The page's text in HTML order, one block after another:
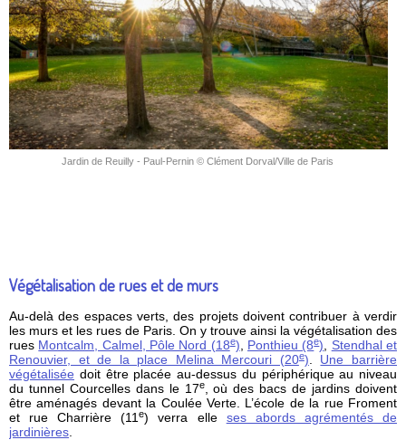
Jardin de Reuilly - Paul-Pernin © Clément Dorval/Ville de Paris
Végétalisation de rues et de murs
Au-delà des espaces verts, des projets doivent contribuer à verdir
les murs et les rues de Paris. On y trouve ainsi la végétalisation des
rues Montcalm, Calmel, Pôle Nord (18e) Ponthieu (8e)
Stendhal et
Renouvier, et de la place Melina Mercouri (20e)
Une barrière
végétalisée doit être placée au-dessus du périphérique au niveau
du tunnel Courcelles dans le 17e, où des bacs de jardins doivent
être aménagés devant la Coulée Verte. L’école de la rue Froment
et rue Charrière (11e) verra elle ses abords agrémentés de
jardinières